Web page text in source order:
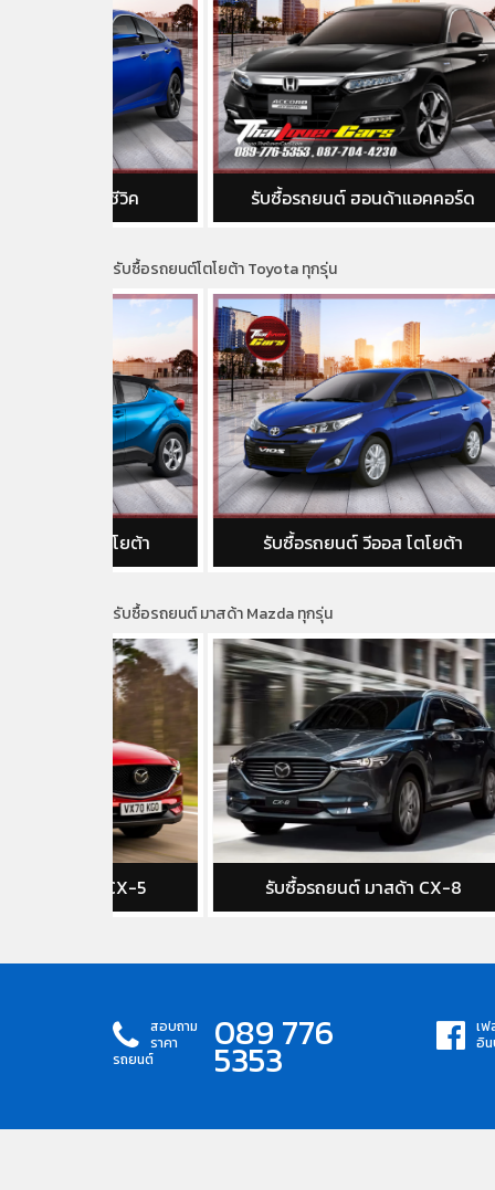
รับซื้อรถยนต์ ฮอนด้าแอคคอร์ด
รับซื้อรถยนต์โตโยต้า Toyota ทุกรุ่น
รับซื้อรถยนต์ วีออส โตโยต้า
รับซื้อรถยนต์ มาสด้า Mazda ทุกรุ่น
รับซื้อรถยนต์ มาสด้า CX-8 รับซื้
สอบถาม
ราคา
รถยนต์
089 776
5353
เ
อิ